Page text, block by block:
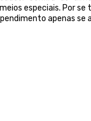
especiais. Por
apenas se